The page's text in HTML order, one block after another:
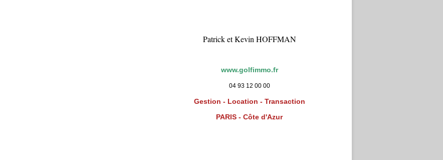
Patrick et Kevin HOFFMAN
www.golfimmo.fr
04 93 12 00 00
Gestion - Location - Transaction
PARIS - Côte d'Azur